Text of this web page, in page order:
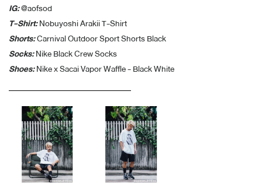
IG:@aofsod
T-Shirt:Nobuyoshi Arakii T-Shirt
Shorts:Carnival Outdoor Sport Shorts Black
Socks:Nike Black Crew Socks
Shoes:Nike x Sacai Vapor Waffle - Black White